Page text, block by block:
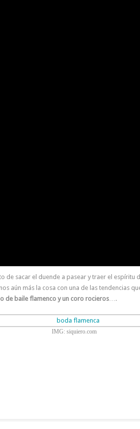
de sacar el duende a pasear y traer el espíritu
aún más la cosa con una de las tendencias
de baile flamenco y un coro rocieros ….
IMG: siquiero.com